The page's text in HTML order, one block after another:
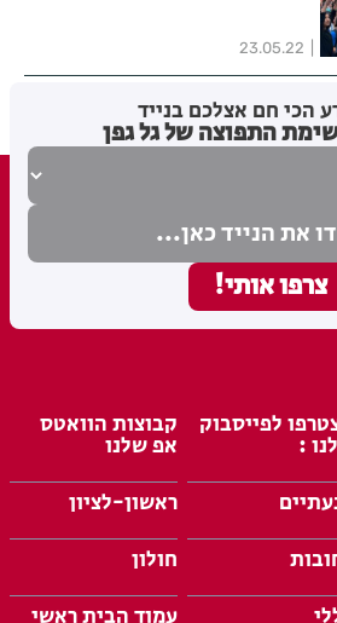
23.05.22
הכי חם אצלכם בנייד
התפוצה של גל גפן
לפייסבוק
:
קבוצות הוואטס
אפ שלנו
ראשון-לציון
חולון